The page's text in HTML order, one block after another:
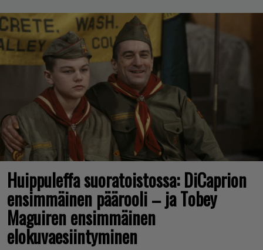
Huippuleffa suoratoistossa: DiCaprion
ensimmäinen päärooli – ja Tobey
Maguiren ensimmäinen
elokuvaesiintyminen